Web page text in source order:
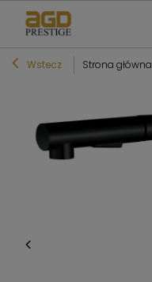
Wstecz Strona główna